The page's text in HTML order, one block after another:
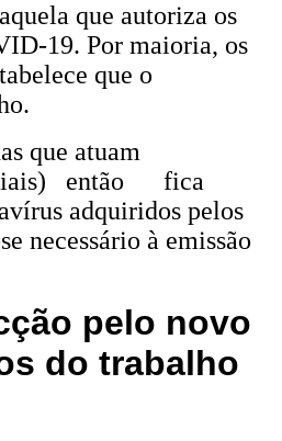
que autoriza os
19. Por maioria, os
que o
que atuam
então fica
adquiridos pelos
necessário à emissão
pelo novo
do trabalho